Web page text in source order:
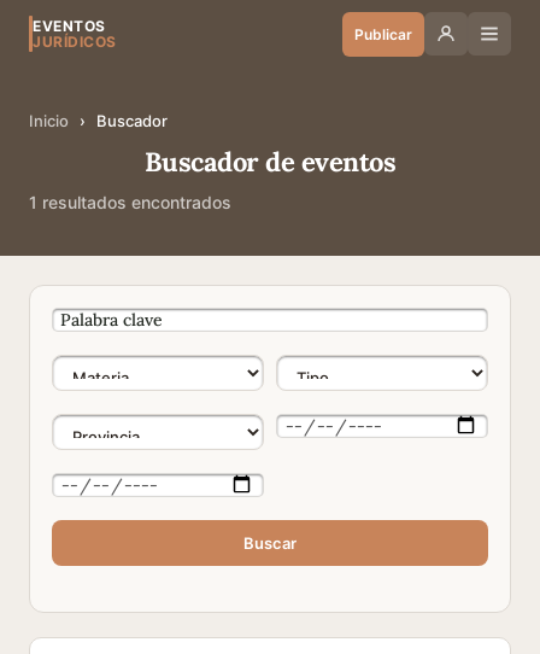
EVENTOS
JURÍDICOS
Publicar
Inicio › Buscador
Buscador de eventos
1 resultados encontrados
Buscar